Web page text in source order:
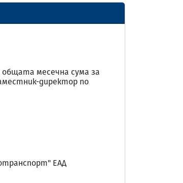
месечна сума за
директор по
ЕАД